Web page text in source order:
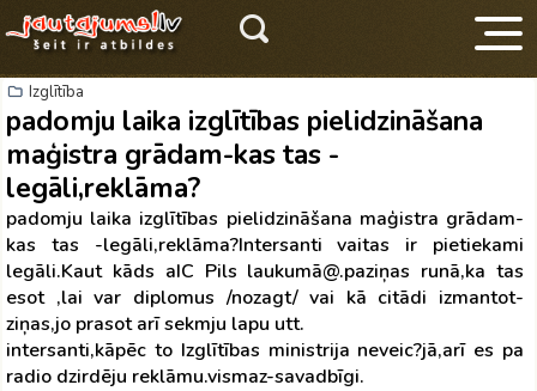
Izglītība
padomju laika izglītības pielidzināšana
maģistra grādam-kas tas -
legāli,reklāma?
padomju laika izglītības pielidzināšana maģistra grādam-
kas tas -legāli,reklāma?Intersanti vaitas ir pietiekami
legāli.Kaut kāds aIC Pils laukumā@.paziņas runā,ka tas
esot ,lai var diplomus /nozagt/ vai kā citādi izmantot-
ziņas,jo prasot arī sekmju lapu utt.
intersanti,kāpēc to Izglītības ministrija neveic?jā,arī es pa
radio dzirdēju reklāmu.vismaz-savadbīgi.